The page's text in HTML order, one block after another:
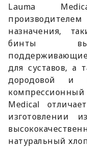
Lauma
назначения,
бинты
для суставов, а
дородовой и
Medical
изготовлении
натуральный